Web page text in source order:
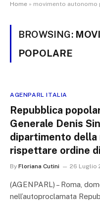
Home » movimento autonomo
BROWSING:
POPOLARE
AGENPARL ITALIA
Repubblica
Generale Denis
dipartimento della
rispettare ordine
By Floriana Cutini 26 Luglio
(AGENPARL) – Roma,
nell’autoproclamata